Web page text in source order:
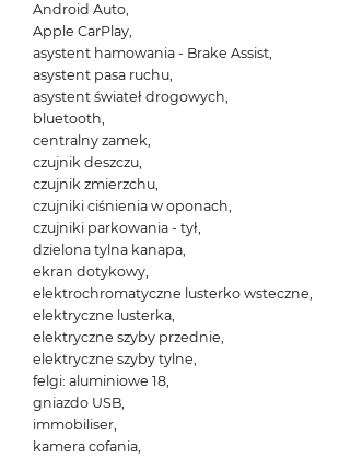
Android Auto,
Apple CarPlay,
asystent hamowania - Brake Assist,
asystent pasa ruchu,
asystent świateł drogowych,
bluetooth,
centralny zamek,
czujnik deszczu,
czujnik zmierzchu,
czujniki ciśnienia w oponach,
czujniki parkowania - tył,
dzielona tylna kanapa,
ekran dotykowy,
elektrochromatyczne lusterko wsteczne,
elektryczne lusterka,
elektryczne szyby przednie,
elektryczne szyby tylne,
felgi: aluminiowe 18,
gniazdo USB,
immobiliser,
kamera cofania,